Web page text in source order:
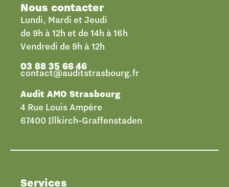
Nous contacter
Lundi, Mardi et Jeudi
de 9h à 12h et de 14h à 16h
Vendredi de 9h à 12h
03 88 35 66 46
contact@auditstrasbourg.fr
Audit AMO Strasbourg
4 Rue Louis Ampère
67400 Illkirch-Graffenstaden
Services